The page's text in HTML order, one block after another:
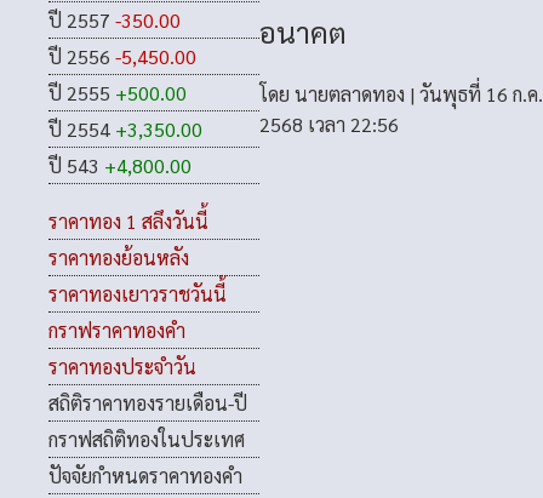
ปี 2557 -350.00
ปี 2556 -5,450.00
ปี 2555 +500.00
ปี 2554 +3,350.00
ปี 543 +4,800.00
ราคาทอง 1 สลึงวันนี้
ราคาทองย้อนหลัง
ราคาทองเยาวราชวันนี้
กราฟราคาทองคำ
ราคาทองประจำวัน
สถิติราคาทองรายเดือน-ปี
กราฟสถิติทองในประเทศ
ปัจจัยกำหนดราคาทองคำ
อนาคต
โดย นายตลาดทอง | วันพุธที่ 16 ก.ค.
2568 เวลา 22:56